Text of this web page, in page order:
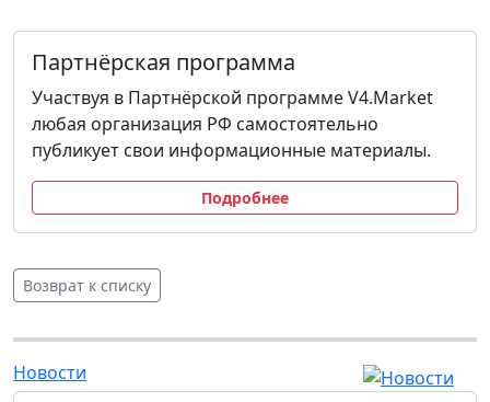
Партнёрская программа
Участвуя в Партнёрской программе V4.Market
любая организация РФ самостоятельно
публикует свои информационные материалы.
Подробнее
Возврат к списку
Новости